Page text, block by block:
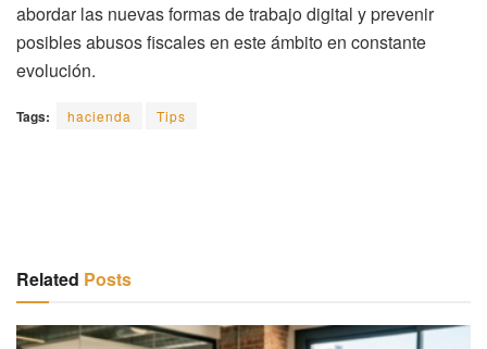
abordar las nuevas formas de trabajo digital y prevenir
posibles abusos fiscales en este ámbito en constante
evolución.
Tags: hacienda Tips
Related Posts